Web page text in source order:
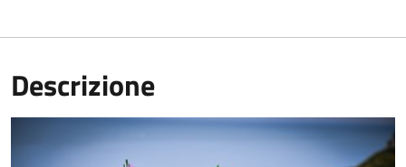
Descrizione